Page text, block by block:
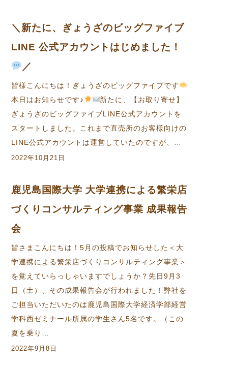
＼新たに、ぎょうざのビッグファイブ
LINE 公式アカウントはじめました！
／
皆様こんにちは！ぎょうざのビッグファイブです
本日はお知らせです♪
新たに、【お取り寄せ】
ぎょうざのビッグファイブLINE公式アカウントを
スタートしました。これまで直売所のお客様向けの
LINE公式アカウントは運営していたのですが、…
2022年10月21日
鹿児島国際大学 大学連携による繁栄店
づくりコンサルティング事業 成果報告
会
皆さまこんにちは！5月の投稿でお知らせした＜大
学連携による繁栄店づくりコンサルティング事業＞
を覚えていらっしゃいますでしょうか？先日9月3
日（土）、その成果報告会が行われました！弊社を
ご担当いただいたのは鹿児島国際大学経済学部経営
学科西ゼミナール所属の学生さん5名です。（この
夏を乗り…
2022年9月8日